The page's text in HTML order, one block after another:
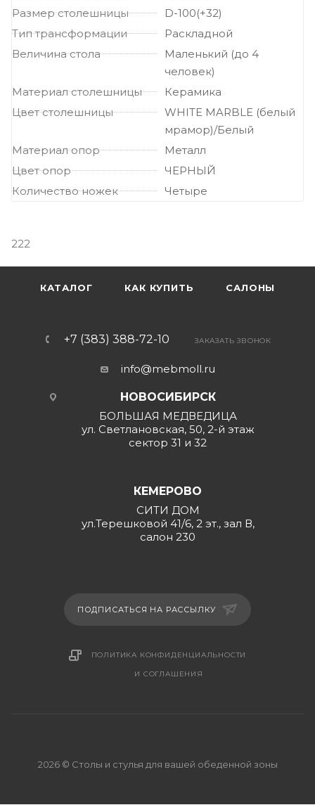
Размер столешницы
D-100(+32)
Тип трансформации
Раскладной
Величина стола
Маленький (до 4
человек)
Материал столешницы
Керамика
Цвет столешницы
WHITE MARBLE (белый
мрамор)/Белый
Материал опор
Металл
Цвет опор
ЧЕРНЫЙ
Количество ножек
Четыре
222
КАТАЛОГ КАК КУПИТЬ САЛОНЫ
+7 (383) 388-72-10 ЗАКАЗАТЬ ЗВОНОК
info@mebmoll.ru
НОВОСИБИРСК
БОЛЬШАЯ МЕДВЕДИЦА
ул. Светлановская, 50, 2-й этаж
сектор 31 и 32
КЕМЕРОВО
СИТИ ДОМ
ул.Терешковой 41/6, 2 эт., зал В,
салон 230
ПОДПИСАТЬСЯ НА РАССЫЛКУ
ПОЛИТИКА КОНФИДЕНЦИАЛЬНОСТИ
И СОГЛАШЕНИЯ
2026 © Столы и стулья для вашей обеденной зоны